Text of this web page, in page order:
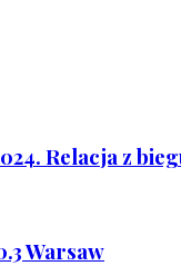
Relacja z
Warsaw